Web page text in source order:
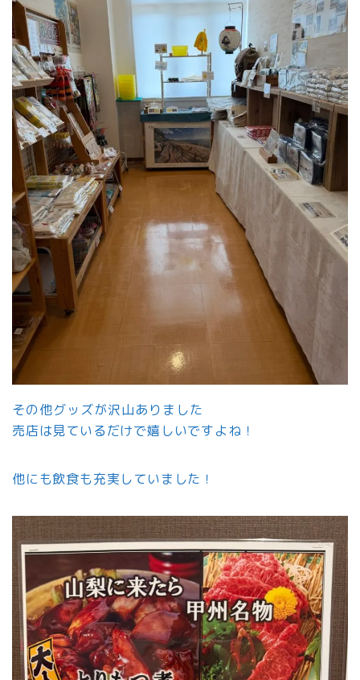
その他グッズが沢山ありました
売店は見ているだけで嬉しいですよね！
他にも飲食も充実していました！